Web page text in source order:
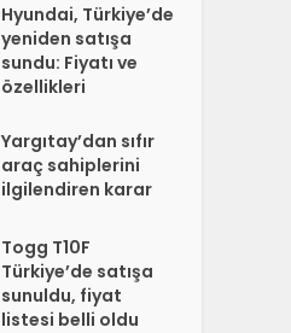
Hyundai, Türkiye’de
yeniden satışa
sundu: Fiyatı ve
özellikleri
Yargıtay’dan sıfır
araç sahiplerini
ilgilendiren karar
Togg T10F
Türkiye’de satışa
sunuldu, fiyat
listesi belli oldu